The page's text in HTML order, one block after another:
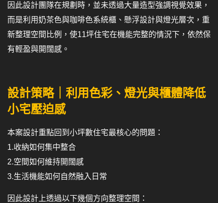
因此設計團隊在規劃時，並未透過大量造型強調視覺效果，
而是利用奶茶色與咖啡色系統櫃、懸浮設計與燈光層次，重
新整理空間比例，使11坪住宅在機能完整的情況下，依然保
有輕盈與開闊感。
設計策略｜利用色彩、燈光與櫃體降低
小宅壓迫感
本案設計重點回到小坪數住宅最核心的問題：
1.收納如何集中整合
2.空間如何維持開闊感
3.生活機能如何自然融入日常
因此設計上透過以下幾個方向整理空間：